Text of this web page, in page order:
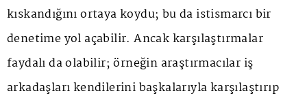
kıskandığını ortaya koydu; bu da istismarcı bir
denetime yol açabilir. Ancak karşılaştırmalar
faydalı da olabilir; örneğin araştırmacılar iş
arkadaşları kendilerini başkalarıyla karşılaştırıp